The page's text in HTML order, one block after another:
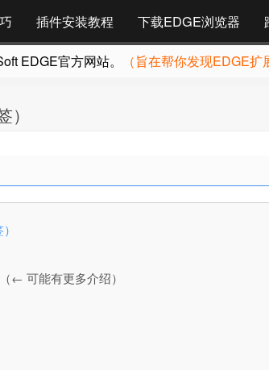
插件安装教程 下载EDGE浏览器
EDGE官方网站。 （旨在帮你发现EDGE
（← 可能有更多介绍）